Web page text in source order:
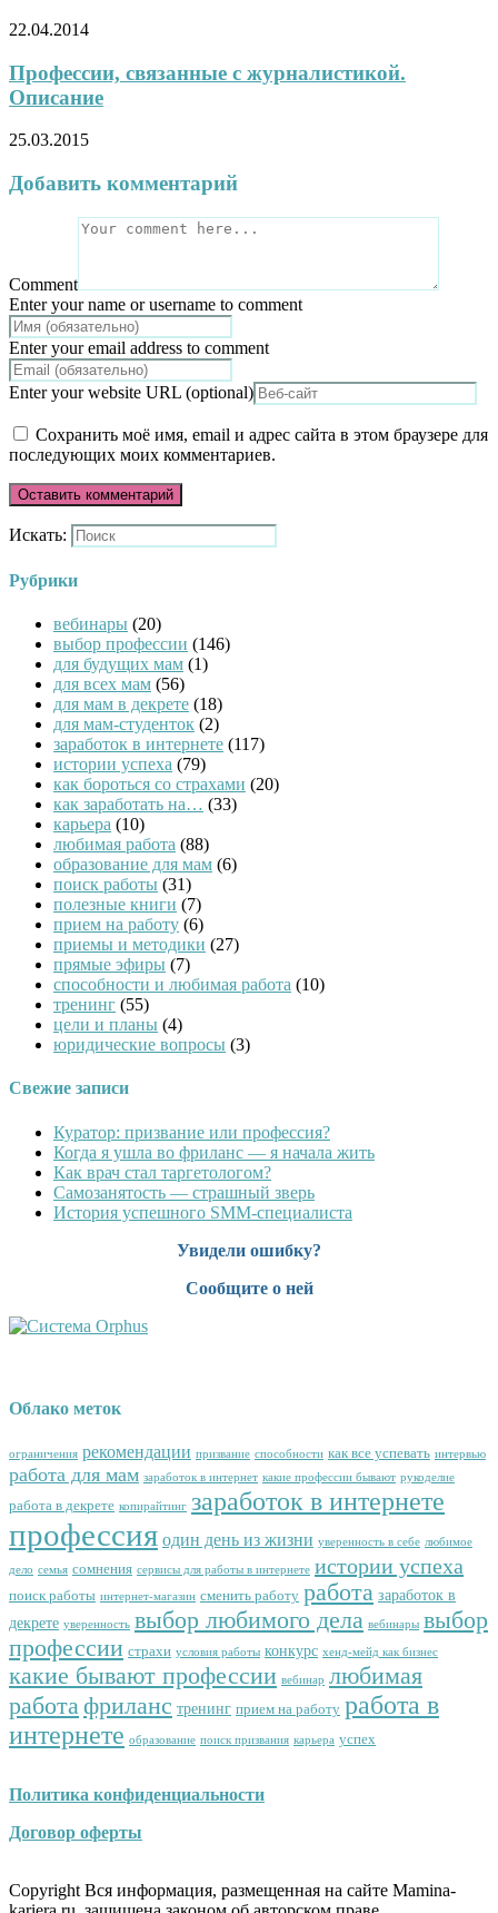
22.04.2014
Профессии, связанные с журналистикой.
Описание
25.03.2015
Добавить комментарий
Comment
Enter your name or username to comment
Enter your email address to comment
Enter your website URL (optional)
Сохранить моё имя, email и адрес сайта в этом браузере для
последующих моих комментариев.
Искать:
Рубрики
вебинары (20)
выбор профессии (146)
для будущих мам (1)
для всех мам (56)
для мам в декрете (18)
для мам-студенток (2)
заработок в интернете (117)
истории успеха (79)
как бороться со страхами (20)
как заработать на… (33)
карьера (10)
любимая работа (88)
образование для мам (6)
поиск работы (31)
полезные книги (7)
прием на работу (6)
приемы и методики (27)
прямые эфиры (7)
способности и любимая работа (10)
тренинг (55)
цели и планы (4)
юридические вопросы (3)
Свежие записи
Куратор: призвание или профессия?
Когда я ушла во фриланс — я начала жить
Как врач стал таргетологом?
Cамозанятость — страшный зверь
История успешного SMM-специалиста
Увидели ошибку?
Сообщите о ней
Облако меток
ограничения рекомендации призвание способности как все успевать интервью
работа для мам заработок в интернет какие профессии бывают рукоделие
работа в декрете копирайтинг заработок в интернете
профессия один день из жизни уверенность в себе любимое
дело семья сомнения сервисы для работы в интернете истории успеха
поиск работы интернет-магазин сменить работу работа заработок в
декрете уверенность выбор любимого дела вебинары выбор
профессии страхи условия работы конкурс хенд-мейд как бизнес
какие бывают профессии вебинар любимая
работафриланс тренинг прием на работу работа в
интернете образование поиск призвания карьера успех
Политика конфиденциальности
Договор оферты
Copyright Вся информация, размещенная на сайте Mamina-